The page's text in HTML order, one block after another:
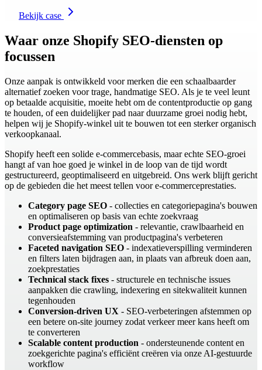
Bekijk case
Waar onze Shopify SEO-diensten op
focussen
Onze aanpak is ontwikkeld voor merken die een schaalbaarder
alternatief zoeken voor trage, handmatige SEO. Als je te veel leunt
op betaalde acquisitie, moeite hebt om de contentproductie op gang
te houden, of een duidelijker pad naar duurzame groei nodig hebt,
helpen wij je Shopify-winkel uit te bouwen tot een sterker organisch
verkoopkanaal.
Shopify heeft een solide e-commercebasis, maar echte SEO-groei
hangt af van hoe goed je winkel in de loop van de tijd wordt
gestructureerd, geoptimaliseerd en uitgebreid. Ons werk blijft gericht
op de gebieden die het meest tellen voor e-commerceprestaties.
Category page SEO - collecties en categoriepagina's bouwen
en optimaliseren op basis van echte zoekvraag
Product page optimization - relevantie, crawlbaarheid en
conversieafstemming van productpagina's verbeteren
Faceted navigation SEO - indexatieverspilling verminderen
en filters laten bijdragen aan, in plaats van afbreuk doen aan,
zoekprestaties
Technical stack fixes - structurele en technische issues
aanpakken die crawling, indexering en sitekwaliteit kunnen
tegenhouden
Conversion-driven UX - SEO-verbeteringen afstemmen op
een betere on-site journey zodat verkeer meer kans heeft om
te converteren
Scalable content production - ondersteunende content en
zoekgerichte pagina's efficiënt creëren via onze AI-gestuurde
workflow